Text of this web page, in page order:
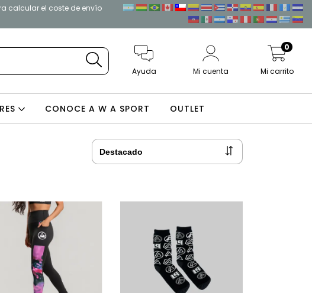
calcular el coste de envío
Ayuda Mi cuenta Mi carrito
0
CONOCE A W A SPORT OUTLET